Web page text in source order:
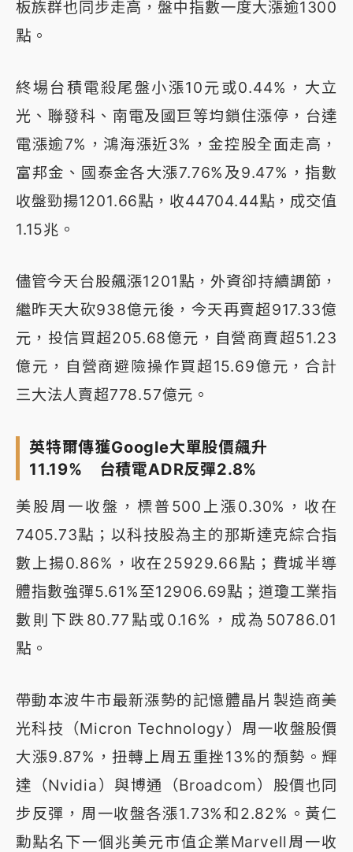
板族群也同步走高，盤中指數一度大漲逾1300
點。
終場台積電殺尾盤小漲10元或0.44%，大立
光、聯發科、南電及國巨等均鎖住漲停，台達
電漲逾7%，鴻海漲近3%，金控股全面走高，
富邦金、國泰金各大漲7.76%及9.47%，指數
收盤勁揚1201.66點，收44704.44點，成交值
1.15兆。
儘管今天台股飆漲1201點，外資卻持續調節，
繼昨天大砍938億元後，今天再賣超917.33億
元，投信買超205.68億元，自營商賣超51.23
億元，自營商避險操作買超15.69億元，合計
三大法人賣超778.57億元。
英特爾傳獲Google大單股價飆升
11.19% 台積電ADR反彈2.8%
美股周一收盤，標普500上漲0.30%，收在
7405.73點；以科技股為主的那斯達克綜合指
數上揚0.86%，收在25929.66點；費城半導
體指數強彈5.61%至12906.69點；道瓊工業指
數則下跌80.77點或0.16%，成為50786.01
點。
帶動本波牛市最新漲勢的記憶體晶片製造商美
光科技（Micron Technology）周一收盤股價
大漲9.87%，扭轉上周五重挫13%的頹勢。輝
達（Nvidia）與博通（Broadcom）股價也同
步反彈，周一收盤各漲1.73%和2.82%。黃仁
勳點名下一個兆美元市值企業Marvell周一收